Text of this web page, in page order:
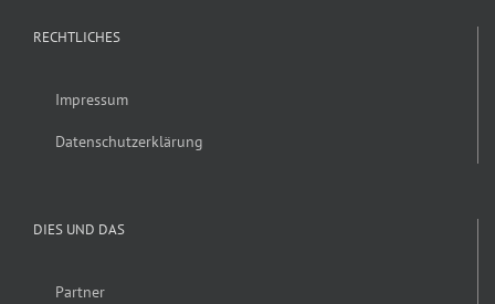
RECHTLICHES
Impressum
Datenschutzerklärung
DIES UND DAS
Partner